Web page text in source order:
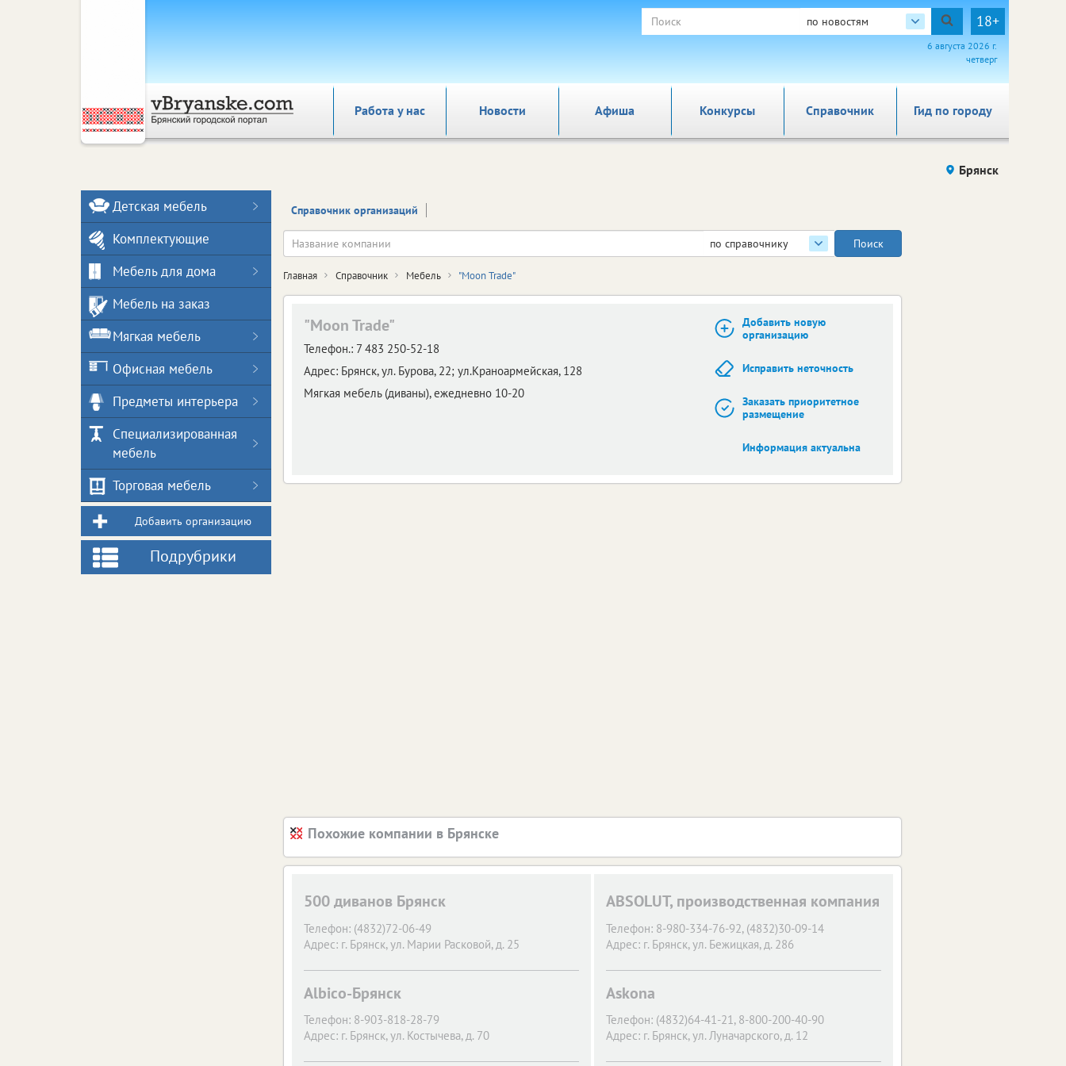
по новостям 18+
6 августа 2026 г.
четверг
Работа у нас Новости Афиша Справочник Гид по городу
Конкурсы
Брянск
Справочник организаций
по справочнику
Главная Справочник Мебель "Moon Trade"
"Moon Trade"
Телефон.: 7 483 250-52-18
Адрес: Брянск,ул. Бурова, 22; ул.Краноармейская, 128
Мягкая мебель (диваны), ежедневно 10-20
Добавить новую
организацию
Исправить неточность
Заказать приоритетное
размещение
Информация актуальна
Похожие компании в Брянске
500 диванов Брянск
Телефон: (4832)72-06-49
Адрес: г. Брянск, ул. Марии Расковой, д. 25
ABSOLUT, производственная компания
Телефон: 8-980-334-76-92, (4832)30-09-14
Адрес: г. Брянск, ул. Бежицкая, д. 286
Albico-Брянск
Телефон: 8-903-818-28-79
Адрес: г. Брянск, ул. Костычева, д. 70
Askona
Телефон: (4832)64-41-21, 8-800-200-40-90
Адрес: г. Брянск, ул. Луначарского, д. 12
Детская мебель
Комплектующие
Мебель для дома
Мебель на заказ
Мягкая мебель
Офисная мебель
Предметы интерьера
Специализированная
мебель
Торговая мебель
Добавить организацию
Подрубрики